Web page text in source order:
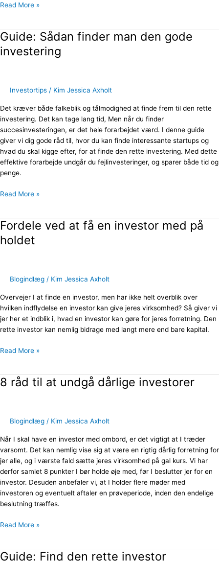
Read More »
Guide: Sådan finder man den gode
investering
Investortips / Kim Jessica Axholt
Det kræver både falkeblik og tålmodighed at finde frem til den rette
investering. Det kan tage lang tid, Men når du finder
succesinvesteringen, er det hele forarbejdet værd. I denne guide
giver vi dig gode råd til, hvor du kan finde interessante startups og
hvad du skal kigge efter, for at finde den rette investering. Med dette
effektive forarbejde undgår du fejlinvesteringer, og sparer både tid og
penge.
Guide:
Sådan
finder
gode
Read More »
Fordele ved at få en investor med på
holdet
Blogindlæg / Kim Jessica Axholt
Overvejer I at finde en investor, men har ikke helt overblik over
hvilken indflydelse en investor kan give jeres virksomhed? Så giver vi
jer her et indblik i, hvad en investor kan gøre for jeres forretning. Den
rette investor kan nemlig bidrage med langt mere end bare kapital.
Fordele
ved
at
investor
på
holdet
Read More »
8 råd til at undgå dårlige investorer
Blogindlæg / Kim Jessica Axholt
Når I skal have en investor med ombord, er det vigtigt at I træder
varsomt. Det kan nemlig vise sig at være en rigtig dårlig forretning for
jer alle, og i værste fald sætte jeres virksomhed på gal kurs. Vi har
derfor samlet 8 punkter I bør holde øje med, før I beslutter jer for en
investor. Desuden anbefaler vi, at I holder flere møder med
investoren og eventuelt aftaler en prøveperiode, inden den endelige
beslutning træffes.
8
undgå
investorer
Read More »
Guide: Find den rette investor
Guide: